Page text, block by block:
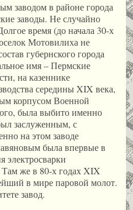
заводом в районе города
заводы. Не случайно
время (до начала 30-х
Мотовилиха не
губернского города
имя – Пермские
на казеннике
середины XIX века,
корпусом Военной
была выбито именно
заслуженным, с
на этом заводе
была впервые в
электросварки
Там же в 80-х годах XIX
в мире паровой молот.
завод.